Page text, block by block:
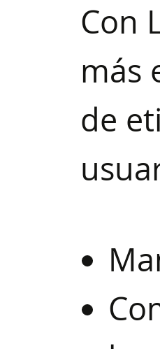
Con
más
de